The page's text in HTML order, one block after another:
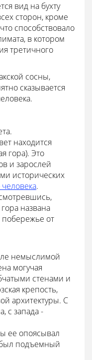
вид на бухту
сторон, кроме
способствовало
в котором
третичного
сосны,
сказывается
находится
гора). Это
и зарослей
исторических
.
названа
побережье от
немыслимой
могучая
стенами и
крепость,
архитектуры. С
с запада -
ее опоясывал
подъемный